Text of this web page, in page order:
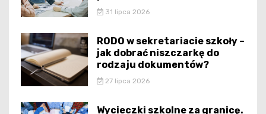
31 lipca 2026
RODO w sekretariacie szkoły –
jak dobrać niszczarkę do
rodzaju dokumentów?
27 lipca 2026
Wycieczki szkolne za granicę.